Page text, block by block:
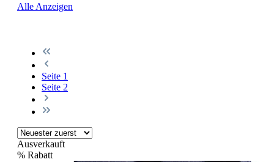
Alle Anzeigen
Seite 1
Seite 2
Ausverkauft
% Rabatt